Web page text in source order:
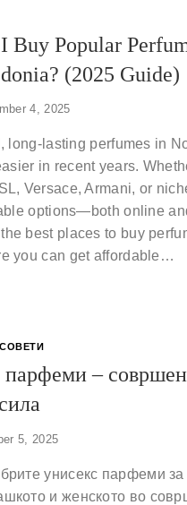
Buy Popular
(2025 Guide)
4, 2025
long-lasting perfumes in
in recent years.
Versace, Armani, or
options—both online
best places to buy
you can get affordable…
СОВЕТИ
–
5, 2025
унисекс парфеми
и женското во